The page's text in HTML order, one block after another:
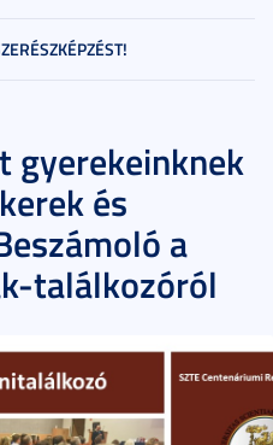
gyerekeinknek
és
a
találkozóról